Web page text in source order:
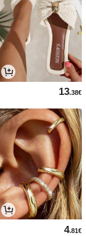
13.38€
4.81€